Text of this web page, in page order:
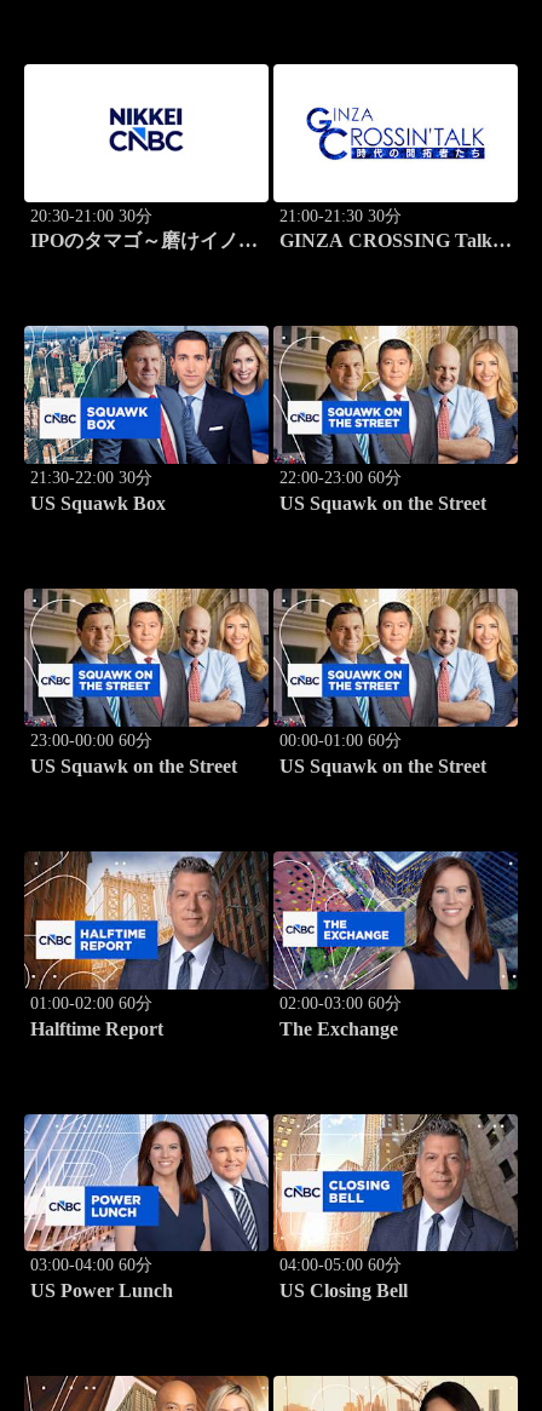
20:30-21:00 30分
IPOのタマゴ～磨けイノベ
21:00-21:30 30分
GINZA CROSSING Talk
21:30-22:00 30分
US Squawk Box
22:00-23:00 60分
US Squawk on the Street
23:00-00:00 60分
US Squawk on the Street
00:00-01:00 60分
US Squawk on the Street
01:00-02:00 60分
Halftime Report
02:00-03:00 60分
The Exchange
03:00-04:00 60分
US Power Lunch
04:00-05:00 60分
US Closing Bell